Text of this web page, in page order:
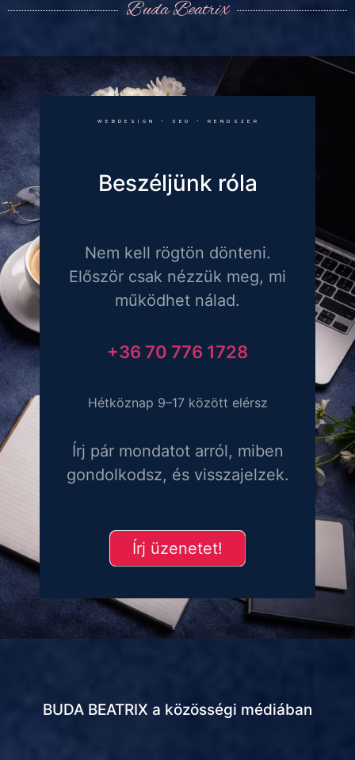
Buda Beatrix
WEBDESIGN • SEO • RENDSZER
Beszéljünk róla
Nem kell rögtön dönteni.
Először csak nézzük meg, mi
működhet nálad.
+36 70 776 1728
Hétköznap 9–17 között elérsz
Írj pár mondatot arról, miben
gondolkodsz, és visszajelzek.
Írj üzenetet!
BUDA BEATRIX a közösségi médiában